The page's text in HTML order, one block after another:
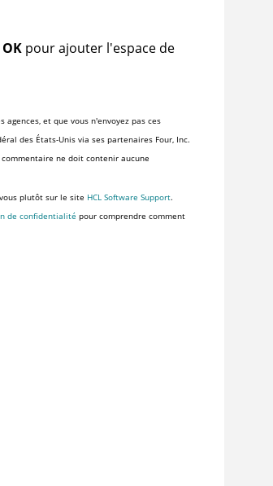
OKpour ajouter l'espace de
et que vous n'envoyez pas ces
des États-Unis via ses partenaires Four, Inc.
ne doit contenir aucune
plutôt sur le site HCL Software Support.
de confidentialité pour comprendre comment